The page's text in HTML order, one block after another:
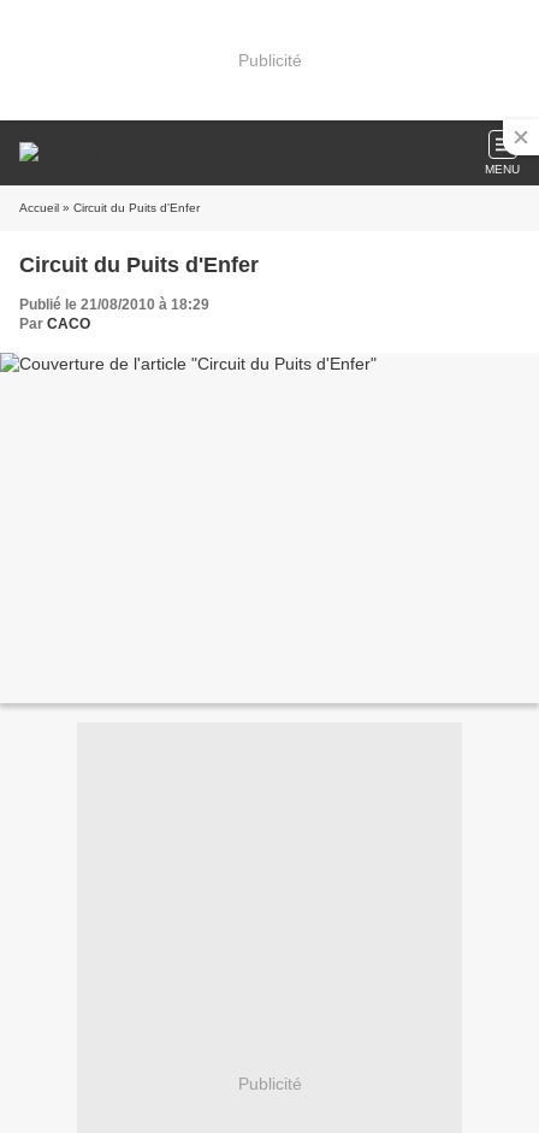
Publicité
MENU
Accueil » Circuit du Puits d'Enfer
Circuit du Puits d'Enfer
Publié le 21/08/2010 à 18:29
Par CACO
Publicité